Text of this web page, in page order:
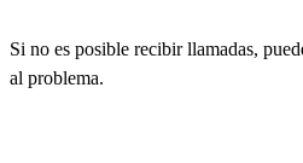
Si no es posible recibir llamadas,
al problema.